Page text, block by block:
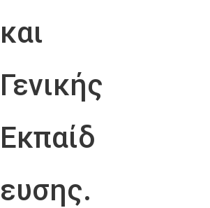
και
Γενικής
Εκπαίδ
ευσης.